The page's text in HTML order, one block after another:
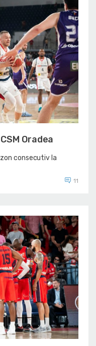
Oradea
consecutiv la
11